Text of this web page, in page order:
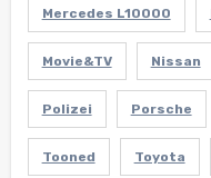
Mercedes L10000
Movie&TV Nissan
Polizei Porsche
Tooned Toyota